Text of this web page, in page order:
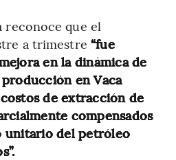
reconoce que el
a trimestre “fue
en la dinámica de
en Vaca
de extracción de
compensados
unitario del petróleo